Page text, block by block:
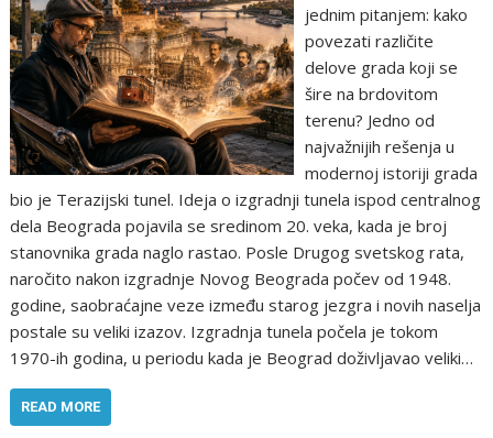
jednim pitanjem: kako
povezati različite
delove grada koji se
šire na brdovitom
terenu? Jedno od
najvažnijih rešenja u
modernoj istoriji grada
bio je Terazijski tunel. Ideja o izgradnji tunela ispod centralnog
dela Beograda pojavila se sredinom 20. veka, kada je broj
stanovnika grada naglo rastao. Posle Drugog svetskog rata,
naročito nakon izgradnje Novog Beograda počev od 1948.
godine, saobraćajne veze između starog jezgra i novih naselja
postale su veliki izazov. Izgradnja tunela počela je tokom
1970-ih godina, u periodu kada je Beograd doživljavao veliki…
READ MORE